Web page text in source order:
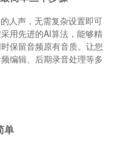
人声，无需复杂设置即可
用先进的AI算法，能够精
保留音频原有音质。让您
编辑、后期录音处理等多
单